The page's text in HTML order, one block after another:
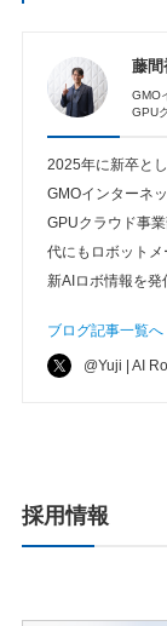
藤間
GMO
GPU
2025年に新卒と
GMOインターネ
GPUクラウド事
代にもロボット
新AIロボ情報を
ブログ記事一覧へ
@Yuji | AI
採用情報